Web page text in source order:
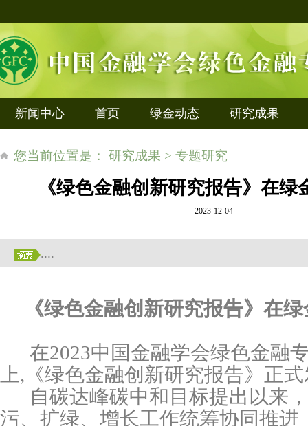
新闻中心 首页 绿金动态 研究成果
您当前位置是： 研究成果 > 专题研究
《绿色金融创新研究报告》在绿
2023-12-04
....
《绿色金融创新研究报告》在
在2023中国金融学会绿色金融
上, 《绿色金融创新研究报告》正
自碳达峰碳中和目标提出以来
污、扩绿、增长工作统筹协同推进